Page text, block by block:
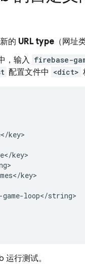
的 URL type （网址
，输入 firebase-
配置文件中 <dict>
key>
key>
key>
loop</string>
运行测试。